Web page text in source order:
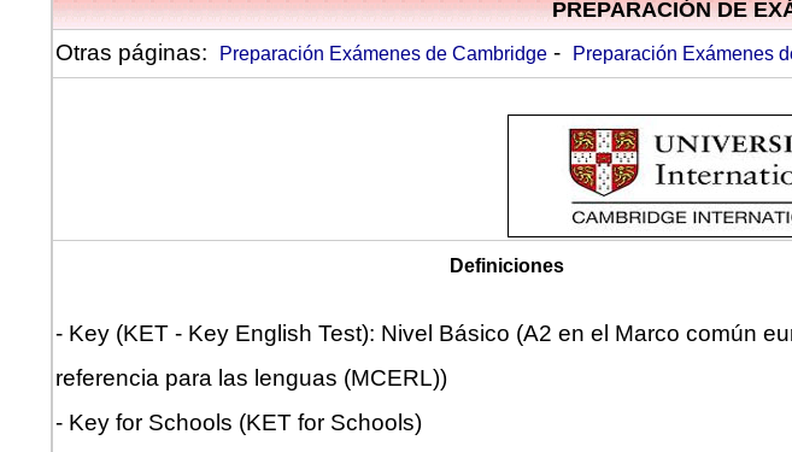
PREPARACIÓN DE
Otras páginas: Preparación Exámenes de Cambridge - Preparación Exámenes
Definiciones
- Key (KET - Key English Test): Nivel Básico (A2 en el Marco común
referencia para las lenguas (MCERL))
- Key for Schools (KET for Schools)